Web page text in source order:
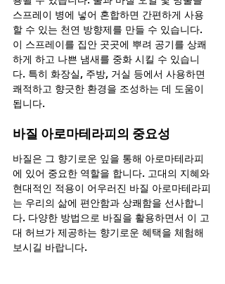
스프레이 병에 넣어 혼합하면 간편하게 사용
할 수 있는 천연 방향제를 만들 수 있습니다.
이 스프레이를 집안 곳곳에 뿌려 공기를 상쾌
하게 하고 나쁜 냄새를 중화 시킬 수 있습니
다. 특히 화장실, 주방, 거실 등에서 사용하면
쾌적하고 향긋한 환경을 조성하는 데 도움이
됩니다.
바질 아로마테라피의 중요성
바질은 그 향기로운 잎을 통해 아로마테라피
에 있어 중요한 역할을 합니다. 고대의 지혜와
현대적인 적용이 어우러진 바질 아로마테라피
는 우리의 삶에 편안함과 상쾌함을 선사합니
다. 다양한 방법으로 바질을 활용하면서 이 고
대 허브가 제공하는 향기로운 혜택을 체험해
보시길 바랍니다.